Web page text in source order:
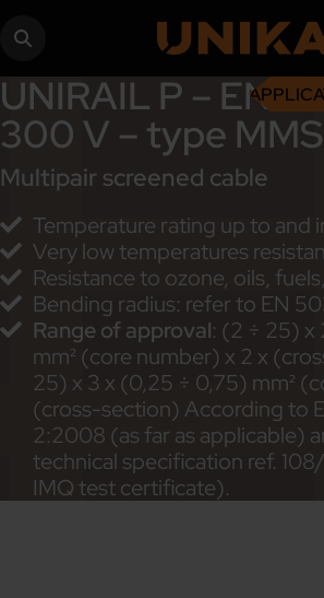
UNIRAIL P – EN
300 V – type MMS
Multipair screened cable
Temperature rating up to and
Very low temperatures
Resistance to ozone, oils,
Bending radius: refer to EN
Range of approval: (2 ÷ 25) x
mm² (core number) x 2 x
25) x 3 x (0,25 ÷ 0,75) mm²
(cross-section) According to
2:2008 (as far as applicable)
technical specification ref.
IMQ test certificate).